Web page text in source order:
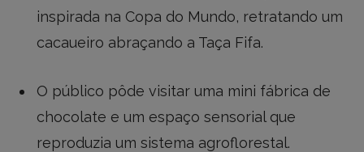
inspirada na Copa do Mundo, retratando um
cacaueiro abraçando a Taça Fifa.
O público pôde visitar uma mini fábrica de
chocolate e um espaço sensorial que
reproduzia um sistema agroflorestal.